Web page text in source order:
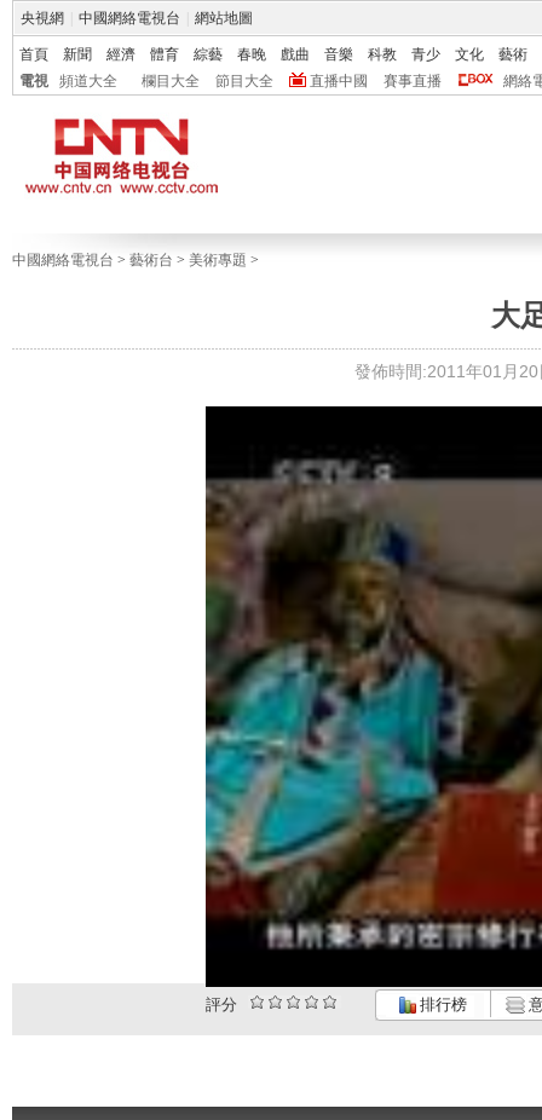
央視網 中國網絡電視台 網站地圖
首頁 新聞 經濟 體育 綜藝 春晚 戲曲 音樂 科教 青少 文化
藝術
電視
頻道大全 欄目大全 節目大全 直播中國 賽事直播 網絡
中國網絡電視台 > 藝術台 > 美術專題 >
大
發佈時間:2011年01月
評分 排行榜